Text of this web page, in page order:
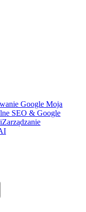
Google Moja
SEO & Google
Zarządzanie